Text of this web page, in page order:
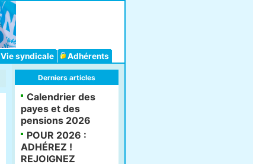
Vie syndicale Adhérents
Derniers articles
Calendrier des
payes et des
pensions 2026
POUR 2026 :
ADHÉREZ !
REJOIGNEZ